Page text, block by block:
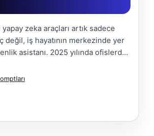
zeka araçları artık sadece
değil, iş hayatının merkezinde yer
asistanı. 2025 yılında ofislerde,
gibi modelleri doğru
profesyoneller oldu.İş
toplantı verimliliğini artırmak …